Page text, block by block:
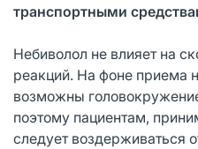
транспортными
Небиволол не влияет на
реакций. На фоне приема
возможны
поэтому пациентам,
следует воздерживаться